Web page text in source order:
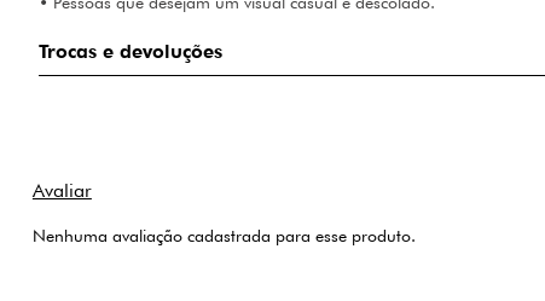
Trocas e devoluções
Nenhuma avaliação cadastrada para esse produto.